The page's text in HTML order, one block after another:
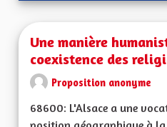
Une manière
coexistence des
Proposition anonyme
68600: L'Alsace a une